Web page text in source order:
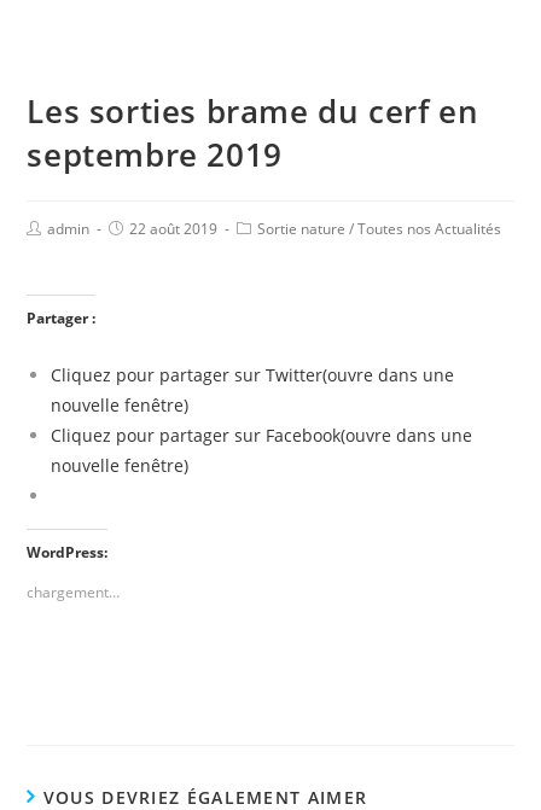
Les sorties brame du cerf en
septembre 2019
admin 22 août 2019 Sortie nature / Toutes nos Actualités
Partager :
Cliquez pour partager sur Twitter(ouvre dans une
nouvelle fenêtre)
Cliquez pour partager sur Facebook(ouvre dans une
nouvelle fenêtre)
WordPress:
chargement…
VOUS DEVRIEZ ÉGALEMENT AIMER